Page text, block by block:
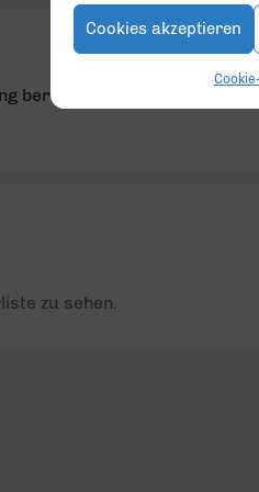
Cookies akzeptieren
bereits geschlossen.
zu sehen.